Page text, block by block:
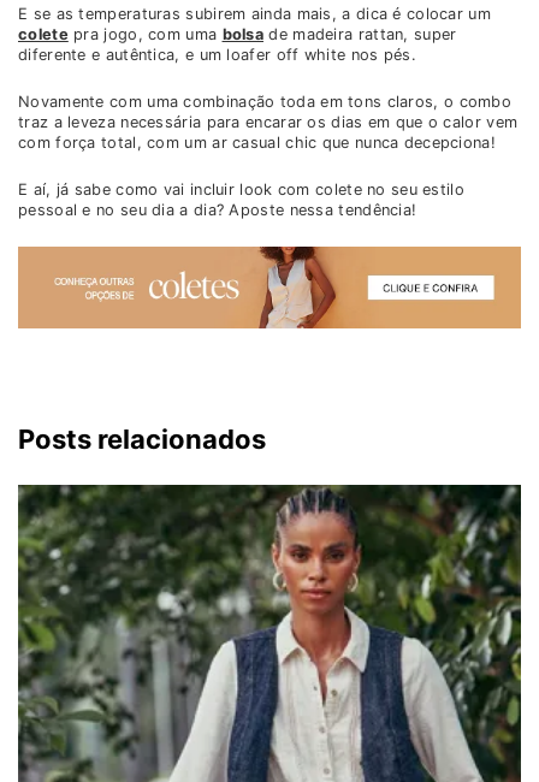
E se as temperaturas subirem ainda mais, a dica é colocar um
coletepra jogo, com uma bolsa de madeira rattan, super
diferente e autêntica, e um loafer off white nos pés.
Novamente com uma combinação toda em tons claros, o combo
traz a leveza necessária para encarar os dias em que o calor vem
com força total, com um ar casual chic que nunca decepciona!
E aí, já sabe como vai incluir look com colete no seu estilo
pessoal e no seu dia a dia? Aposte nessa tendência!
Posts relacionados